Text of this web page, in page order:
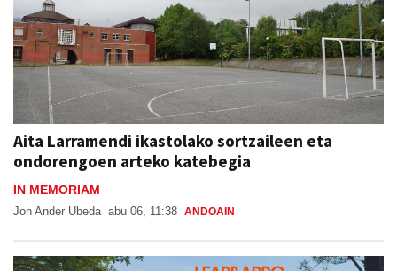
Aita Larramendi ikastolako sortzaileen eta
ondorengoen arteko katebegia
IN MEMORIAM
Jon Ander Ubeda abu 06, 11:38 ANDOAIN